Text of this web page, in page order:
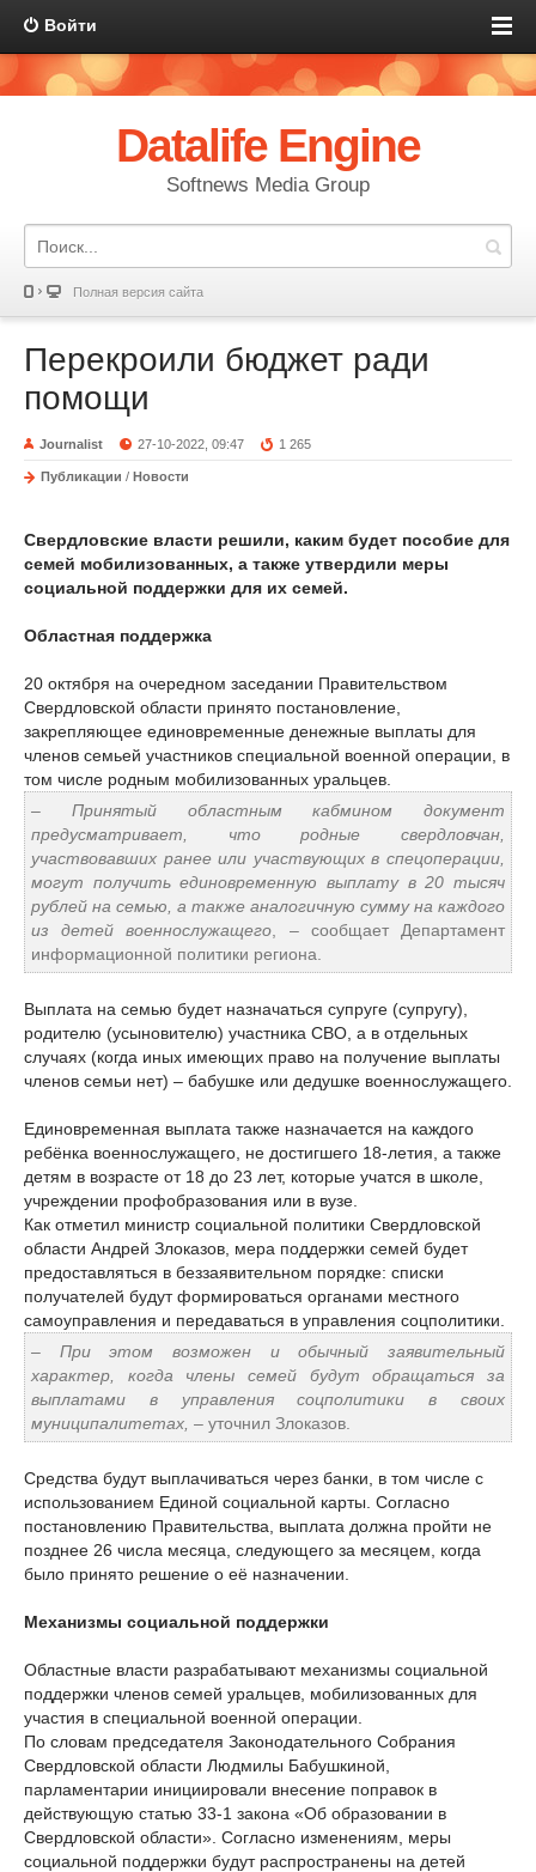
Войти
Datalife Engine
Softnews Media Group
Полная версия сайта
Перекроили бюджет ради
помощи
Journalist 27-10-2022, 09:47 1 265
Публикации / Новости
Свердловские власти решили, каким будет пособие для
семей мобилизованных, а также утвердили меры
социальной поддержки для их семей.
Областная поддержка
20 октября на очередном заседании Правительством
Свердловской области принято постановление,
закрепляющее единовременные денежные выплаты для
членов семьей участников специальной военной операции, в
том числе родным мобилизованных уральцев.
– Принятый областным кабмином документ
предусматривает, что родные свердловчан,
участвовавших ранее или участвующих в спецоперации,
могут получить единовременную выплату в 20 тысяч
рублей на семью, а также аналогичную сумму на каждого
из детей военнослужащего , – сообщает Департамент
информационной политики региона.
Выплата на семью будет назначаться супруге (супругу),
родителю (усыновителю) участника СВО, а в отдельных
случаях (когда иных имеющих право на получение выплаты
членов семьи нет) – бабушке или дедушке военнослужащего.
Единовременная выплата также назначается на каждого
ребёнка военнослужащего, не достигшего 18-летия, а также
детям в возрасте от 18 до 23 лет, которые учатся в школе,
учреждении профобразования или в вузе.
Как отметил министр социальной политики Свердловской
области Андрей Злоказов, мера поддержки семей будет
предоставляться в беззаявительном порядке: списки
получателей будут формироваться органами местного
самоуправления и передаваться в управления соцполитики.
– При этом возможен и обычный заявительный
характер, когда члены семей будут обращаться за
выплатами в управления соцполитики в своих
муниципалитетах, – уточнил Злоказов.
Средства будут выплачиваться через банки, в том числе с
использованием Единой социальной карты. Согласно
постановлению Правительства, выплата должна пройти не
позднее 26 числа месяца, следующего за месяцем, когда
было принято решение о её назначении.
Механизмы социальной поддержки
Областные власти разрабатывают механизмы социальной
поддержки членов семей уральцев, мобилизованных для
участия в специальной военной операции.
По словам председателя Законодательного Собрания
Свердловской области Людмилы Бабушкиной,
парламентарии инициировали внесение поправок в
действующую статью 33-1 закона «Об образовании в
Свердловской области». Согласно изменениям, меры
социальной поддержки будут распространены на детей